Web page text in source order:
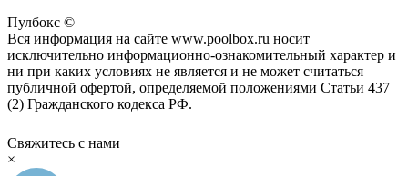
Пулбокс ©
Вся информация на сайте www.poolbox.ru носит
исключительно информационно-ознакомительный характер и
ни при каких условиях не является и не может считаться
публичной офертой, определяемой положениями Статьи 437
(2) Гражданского кодекса РФ.
Свяжитесь с нами
×